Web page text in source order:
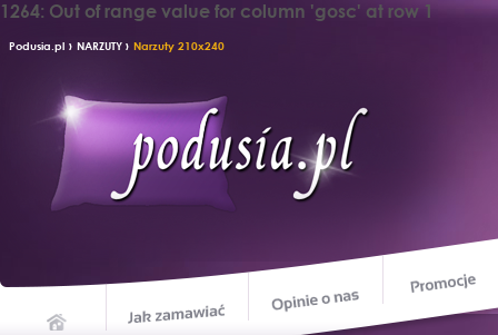
1264: Out of range value for column 'gosc' at row 1
Podusia.pl › NARZUTY › Narzuty 210x240
Jak zamawiać
Opinie o nas